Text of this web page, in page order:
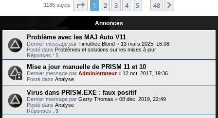
r
1186 sujets Page 1sur48
1 2 3 4 5 48
Annonces
Problème avec les MAJ Auto V11
Dernier message par Timothee Blond « 13 mars 2025, 16:08
Posté dans Problèmes et solutions sur les mises à jour
Réponses : 1
Mise a jour manuelle de PRISM 11 et 10
Dernier message par Administrateur« 12 oct. 2017, 19:36
Posté dans Analyse
Virus dans PRISM.EXE : faux positif
Dernier message par Garry Thomas « 08 déc. 2019, 22:49
Posté dans Analyse
Réponses : 3